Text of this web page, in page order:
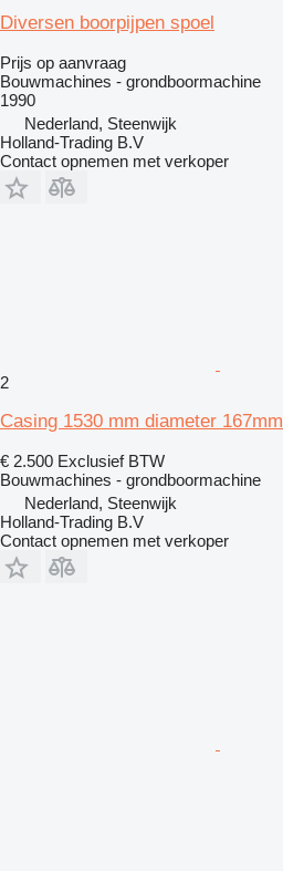
Diversen boorpijpen spoel
Prijs op aanvraag
Bouwmachines - grondboormachine
1990
Nederland, Steenwijk
Holland-Trading B.V
Contact opnemen met verkoper
2
Casing 1530 mm diameter 167mm
€ 2.500 Exclusief BTW
Bouwmachines - grondboormachine
Nederland, Steenwijk
Holland-Trading B.V
Contact opnemen met verkoper